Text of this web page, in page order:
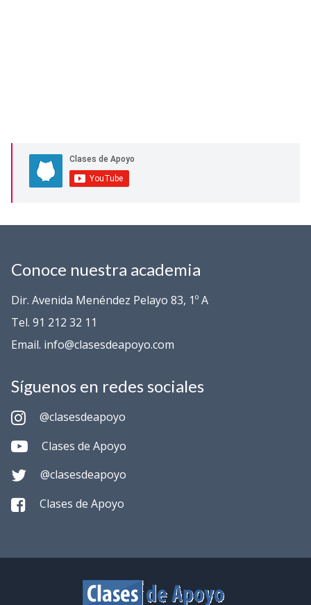
Conoce nuestra academia
Dir. Avenida Menéndez Pelayo 83, 1º A
Tel. 91 212 32 11
Email. info@clasesdeapoyo.com
Síguenos en redes sociales
@clasesdeapoyo
Clases de Apoyo
@clasesdeapoyo
Clases de Apoyo